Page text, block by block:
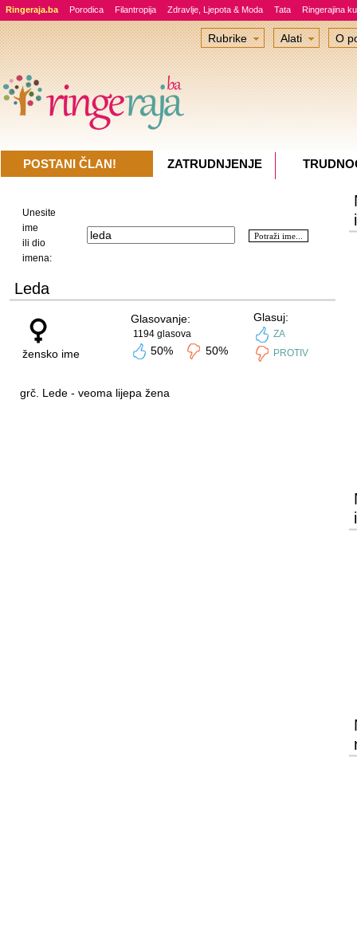
Ringeraja.ba Porodica Filantropija Zdravlje, Ljepota & Moda Tata Ringerajina
Unesite
ime
ili dio
imena:
Leda
žensko ime
Glasovanje:
1194 glasova
50% 50%
Glasuj:
ZA
PROTIV
grč. Lede - veoma lijepa žena
Rubrike Alati O
POSTANI ČLAN! ZATRUDNJENJE